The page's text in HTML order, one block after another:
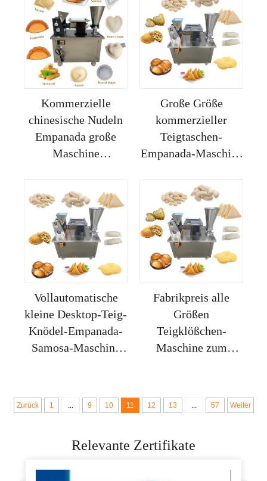
empanada füllung
gyoza
machmaschinen
Ravioli-Macher
Presse Apfelkuchen-
Maschine
Kommerzielle
chinesische Nudeln
Empanada große
Maschine
Produktionslinie
Handkuchenmaschine
zum Verkauf
Große Größe
kommerzieller
Teigtaschen-
Empanada-Maschine
Samosa-
Faltmaschine
praktische Gyoza-
Teigtaschen-
Herstellmaschine
Vollautomatische
kleine Desktop-Teig-
Knödel-Empanada-
Samosa-Maschine
Verkauf
Fabrikpreis alle
Größen
Teigklößchen-
Maschine zum
vollautomatische
Frühlingsrolle
Zurück 1 ... 9 10 11 12 13 ... 57 Weiter
Relevante Zertifikate